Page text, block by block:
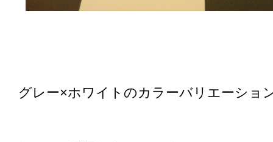
グレー×ホワイトのカラーバリエーショ